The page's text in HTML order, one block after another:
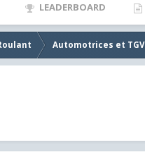
LEADERBOARD
Automotrices et TGV